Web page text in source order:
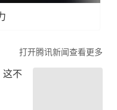
打开腾讯新闻查看更多
这不